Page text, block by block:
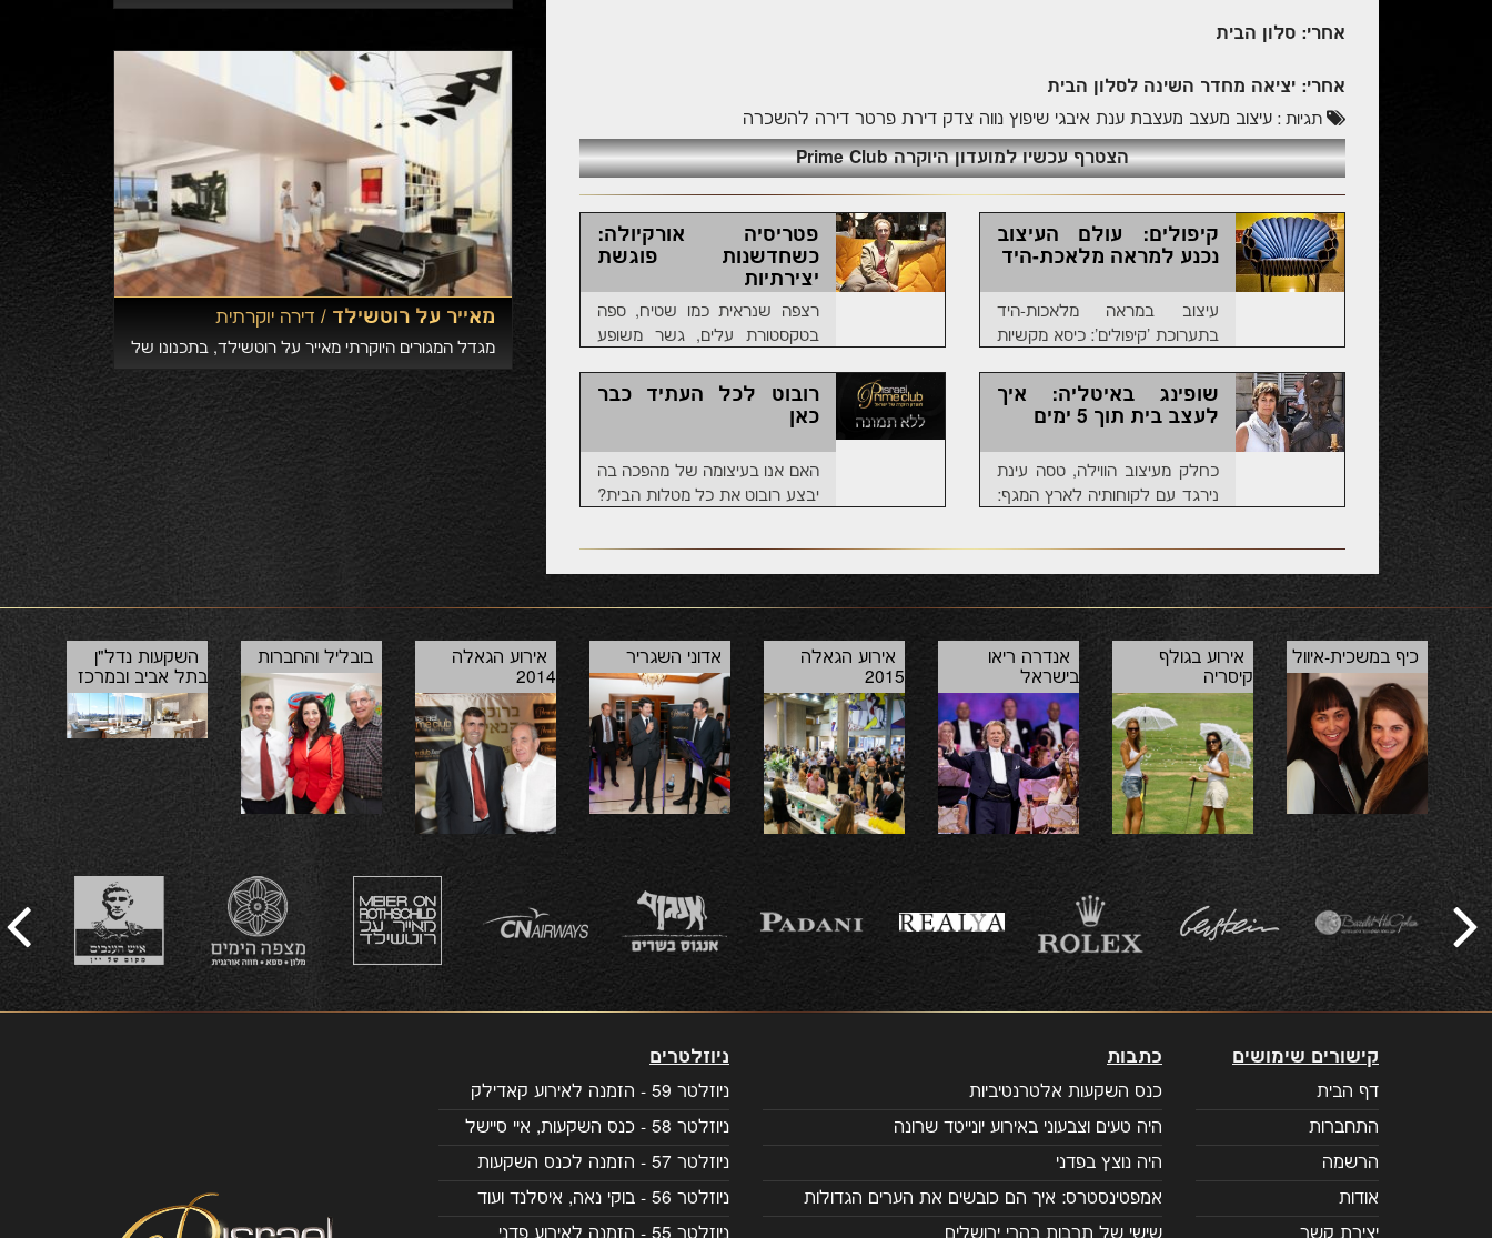
אחרי: סלון הבית
אחרי: יציאה מחדר השינה לסלון הבית
תגיות : עיצוב מעצב מעצבת ענת איבגי שיפוץ נווה צדק דירת פרטר דירה להשכרה
הצטרף עכשיו למועדון היוקרה Prime Club
קיפולים: עולם העיצוב
נכנע למראה מלאכת-היד
עיצוב במראה מלאכות-היד
בתערוכת 'קיפולים': כיסא מקשיות
כורסה מערסלת ומנורה כתרשים
חשמלי; געגועים למקרמה
פטריסיה אורקיולה:
כשחדשנות פוגשת
יצירתיות
רצפה שנראית כמו שטיח, ספה
בטקסטורת עלים, גשר משופע
לבית-המלון; על העיצוב:
התשובה הנשית לפיליפ סטארק
שופינג באיטליה: איך
לעצב בית תוך 5 ימים
כחלק מעיצוב הווילה, טסה עינת
נירגד עם לקוחותיה לארץ המגף:
רהיטים ומציאוֹת, היא - עם שפע
רובוט לכל העתיד כבר
כאן
האם אנו בעיצומה של מהפכה בה
יבצע רובוט את כל מטלות הבית?
דרושות יכולות קוגניטיביות, אך
לחברי Prime Club, מועדון היוקרה של ישראל
מאייר על רוטשילד / דירה יוקרתית
מגדל המגורים היוקרתי מאייר על רוטשילד, בתכנונו של
מעצב העל הנודע וזוכה פרס פריצקר - ריצ'ארד מאייר,
שוכן בשדרות רוטשילד 36, תל אביב, בלב השדרה,
השקעות נדל"ן
בתל אביב ובמרכז
בובליל והחברות
אירוע הגאלה
2014
אדוני השגריר
אירוע הגאלה
2015
אנדרה ריאו
בישראל
אירוע בגולף
קיסריה
כיף במשכית-איוול
קישורים שימושים
דף הבית
התחברות
הרשמה
אודות
יצירת קשר
כתבות
כנס השקעות אלטרנטיביות
היה טעים וצבעוני באירוע יונייטד שרונה
היה נוצץ בפדני
אמפטינסטרס: איך הם כובשים את הערים הגדולות
שישי של תרבות בהרי ירושלים
ניוזלטרים
ניוזלטר 59 - הזמנה לאירוע קאדילק
ניוזלטר 58 - כנס השקעות, איי סיישל
ניוזלטר 57 - הזמנה לכנס השקעות
ניוזלטר 56 - בוקי נאה, איסלנד ועוד
ניוזלטר 55 - הזמנה לאירוע פדני